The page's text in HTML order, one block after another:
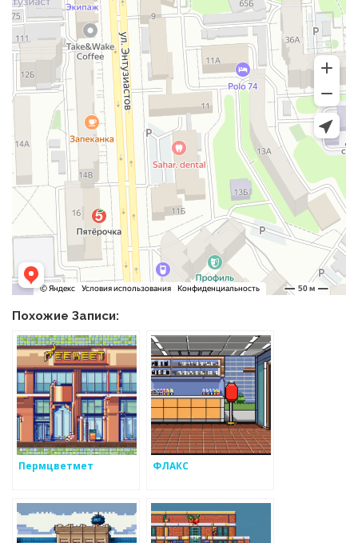
Похожие Записи:
Пермцветмет ФЛАКС